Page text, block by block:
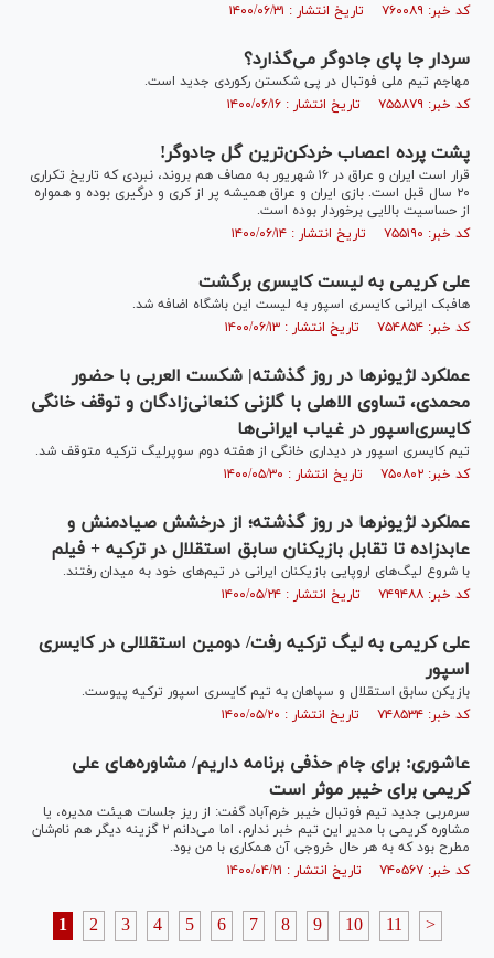
کد خبر: ۷۶۰۰۸۹ تاریخ انتشار : ۱۴۰۰/۰۶/۳۱
سردار جا پای جادوگر می‌گذارد؟
مهاجم تیم ملی فوتبال در پی شکستن رکوردی جدید است.
کد خبر: ۷۵۵۸۷۹ تاریخ انتشار : ۱۴۰۰/۰۶/۱۶
پشت پرده اعصاب خردکن‌ترین گل جادوگر!
قرار است ایران و عراق در ۱۶ شهریور به مصاف هم بروند، نبردی که تاریخ تکراری
۲۰ سال قبل است. بازی ایران و عراق همیشه پر از کری و درگیری بوده و همواره
از حساسیت بالایی برخوردار بوده است.
کد خبر: ۷۵۵۱۹۰ تاریخ انتشار : ۱۴۰۰/۰۶/۱۴
علی کریمی به لیست کایسری برگشت
هافبک ایرانی کایسری اسپور به لیست این باشگاه اضافه شد.
کد خبر: ۷۵۴۸۵۴ تاریخ انتشار : ۱۴۰۰/۰۶/۱۳
عملکرد لژیونرها در روز گذشته| شکست العربی با حضور
محمدی، تساوی الاهلی با گلزنی کنعانی‌زادگان و توقف خانگی
کایسری‌اسپور در غیاب ایرانی‌‌ها
تیم کایسری اسپور در دیداری خانگی از هفته دوم سوپرلیگ ترکیه متوقف شد.
کد خبر: ۷۵۰۸۰۲ تاریخ انتشار : ۱۴۰۰/۰۵/۳۰
عملکرد لژیونرها در روز گذشته؛ از درخشش صیادمنش و
عابدزاده تا تقابل بازیکنان سابق استقلال در ترکیه + فیلم
با شروع لیگ‌های اروپایی بازیکنان ایرانی در تیم‌های خود به میدان رفتند.
کد خبر: ۷۴۹۴۸۸ تاریخ انتشار : ۱۴۰۰/۰۵/۲۴
علی کریمی به لیگ ترکیه رفت/ دومین استقلالی در کایسری
اسپور
بازیکن سابق استقلال و سپاهان به تیم کایسری اسپور ترکیه پیوست.
کد خبر: ۷۴۸۵۳۴ تاریخ انتشار : ۱۴۰۰/۰۵/۲۰
عاشوری: برای جام حذفی برنامه داریم/ مشاوره‌های علی
کریمی برای خیبر موثر است
سرمربی جدید تیم فوتبال خیبر خرم‌آباد گفت: از ریز جلسات هیئت مدیره، یا
مشاوره کریمی با مدیر این تیم خبر ندارم، اما می‌دانم ۲ گزینه دیگر هم نام‌شان
مطرح بود که به هر حال خروجی آن همکاری با من بود.
کد خبر: ۷۴۰۵۶۷ تاریخ انتشار : ۱۴۰۰/۰۴/۲۱
1 2 3 4 5 6 7 8 9 10 11 >